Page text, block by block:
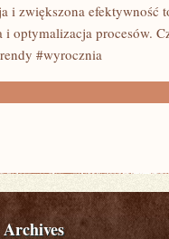
i zwiększona efektywność
i optymalizacja procesów.
#wyrocznia
Archives